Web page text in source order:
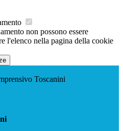
non possono essere
l'elenco nella pagina della cookie
Toscanini